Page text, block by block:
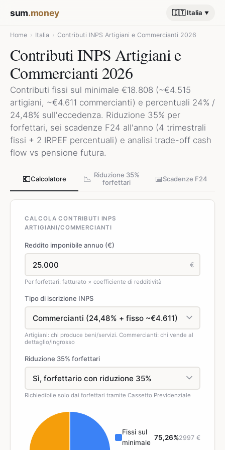
sum.money 🇮🇹 Italia
Home › Italia › Contributi INPS Artigiani e Commercianti 2026
Contributi INPS Artigiani e
Commercianti 2026
Contributi fissi sul minimale €18.808 (~€4.515
artigiani, ~€4.611 commercianti) e percentuali 24% /
24,48% sull'eccedenza. Riduzione 35% per
forfettari, sei scadenze F24 all'anno (4 trimestrali
fissi + 2 IRPEF percentuali) e analisi trade-off cash
flow vs pensione futura.
💶Calcolatore 📉 Riduzione 35%
forfettari
📅Scadenze F24
CALCOLA CONTRIBUTI INPS
ARTIGIANI/COMMERCIANTI
Reddito imponibile annuo (€)
€
Per forfettari: fatturato × coefficiente di redditività
Tipo di iscrizione INPS
Artigiani: chi produce beni/servizi. Commercianti: chi vende al
dettaglio/ingrosso
Riduzione 35% forfettari
Richiedibile solo dai forfettari tramite Cassetto Previdenziale
Fissi sul
minimale
75,26%2997 €